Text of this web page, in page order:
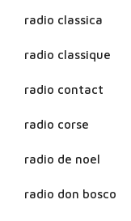
radio classica
radio classique
radio contact
radio corse
radio de noel
radio don bosco